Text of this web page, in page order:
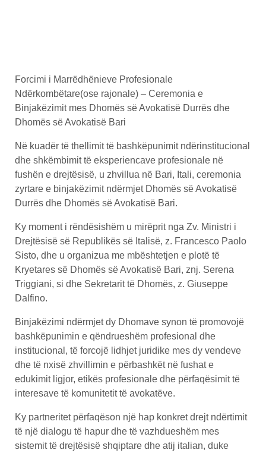
Forcimi i Marrëdhënieve Profesionale
Ndërkombëtare(ose rajonale) – Ceremonia e
Binjakëzimit mes Dhomës së Avokatisë Durrës dhe
Dhomës së Avokatisë Bari
Në kuadër të thellimit të bashkëpunimit ndërinstitucional
dhe shkëmbimit të eksperiencave profesionale në
fushën e drejtësisë, u zhvillua në Bari, Itali, ceremonia
zyrtare e binjakëzimit ndërmjet Dhomës së Avokatisë
Durrës dhe Dhomës së Avokatisë Bari.
Ky moment i rëndësishëm u mirëprit nga Zv. Ministri i
Drejtësisë së Republikës së Italisë, z. Francesco Paolo
Sisto, dhe u organizua me mbështetjen e plotë të
Kryetares së Dhomës së Avokatisë Bari, znj. Serena
Triggiani, si dhe Sekretarit të Dhomës, z. Giuseppe
Dalfino.
Binjakëzimi ndërmjet dy Dhomave synon të promovojë
bashkëpunimin e qëndrueshëm profesional dhe
institucional, të forcojë lidhjet juridike mes dy vendeve
dhe të nxisë zhvillimin e përbashkët në fushat e
edukimit ligjor, etikës profesionale dhe përfaqësimit të
interesave të komunitetit të avokatëve.
Ky partneritet përfaqëson një hap konkret drejt ndërtimit
të një dialogu të hapur dhe të vazhdueshëm mes
sistemit të drejtësisë shqiptare dhe atij italian, duke